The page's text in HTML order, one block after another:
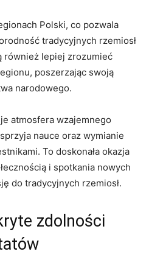
Polski, co pozwala
tradycyjnych rzemiosł
również lepiej zrozumieć
poszerzając swoją
narodowego.
atmosfera wzajemnego
nauce oraz wymianie‌
To doskonała okazja
i spotkania nowych⁤
do tradycyjnych rzemiosł.
zdolności